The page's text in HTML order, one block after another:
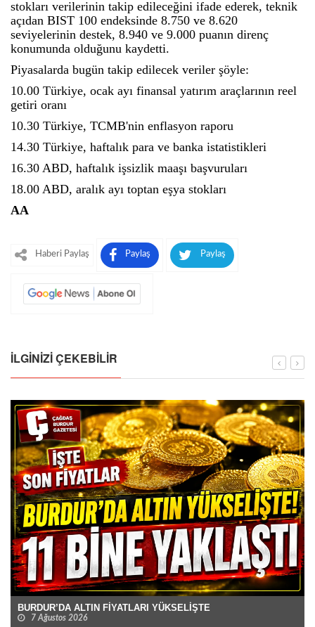
stokları verilerinin takip edileceğini ifade ederek, teknik
açıdan BIST 100 endeksinde 8.750 ve 8.620
seviyelerinin destek, 8.940 ve 9.000 puanın direnç
konumunda olduğunu kaydetti.
Piyasalarda bugün takip edilecek veriler şöyle:
10.00 Türkiye, ocak ayı finansal yatırım araçlarının reel
getiri oranı
10.30 Türkiye, TCMB'nin enflasyon raporu
14.30 Türkiye, haftalık para ve banka istatistikleri
16.30 ABD, haftalık işsizlik maaşı başvuruları
18.00 ABD, aralık ayı toptan eşya stokları
AA
Haberi Paylaş Paylaş Paylaş
İLGINIZI ÇEKEBILIR
BURDUR’DA ALTIN FİYATLARI YÜKSELİŞTE
7 Ağustos 2026